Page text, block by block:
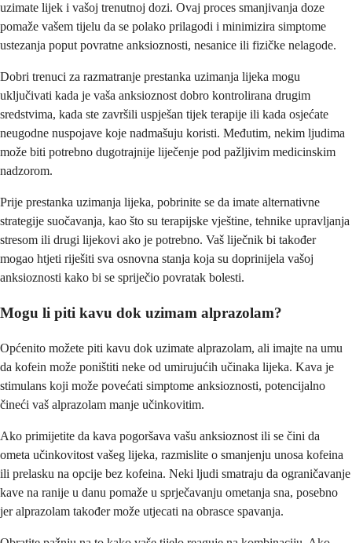
uzimate lijek i vašoj trenutnoj dozi. Ovaj proces smanjivanja doze
pomaže vašem tijelu da se polako prilagodi i minimizira simptome
ustezanja poput povratne anksioznosti, nesanice ili fizičke nelagode.
Dobri trenuci za razmatranje prestanka uzimanja lijeka mogu
uključivati kada je vaša anksioznost dobro kontrolirana drugim
sredstvima, kada ste završili uspješan tijek terapije ili kada osjećate
neugodne nuspojave koje nadmašuju koristi. Međutim, nekim ljudima
može biti potrebno dugotrajnije liječenje pod pažljivim medicinskim
nadzorom.
Prije prestanka uzimanja lijeka, pobrinite se da imate alternativne
strategije suočavanja, kao što su terapijske vještine, tehnike upravljanja
stresom ili drugi lijekovi ako je potrebno. Vaš liječnik bi također
mogao htjeti riješiti sva osnovna stanja koja su doprinijela vašoj
anksioznosti kako bi se spriječio povratak bolesti.
Mogu li piti kavu dok uzimam alprazolam?
Općenito možete piti kavu dok uzimate alprazolam, ali imajte na umu
da kofein može poništiti neke od umirujućih učinaka lijeka. Kava je
stimulans koji može povećati simptome anksioznosti, potencijalno
čineći vaš alprazolam manje učinkovitim.
Ako primijetite da kava pogoršava vašu anksioznost ili se čini da
ometa učinkovitost vašeg lijeka, razmislite o smanjenju unosa kofeina
ili prelasku na opcije bez kofeina. Neki ljudi smatraju da ograničavanje
kave na ranije u danu pomaže u sprječavanju ometanja sna, posebno
jer alprazolam također može utjecati na obrasce spavanja.